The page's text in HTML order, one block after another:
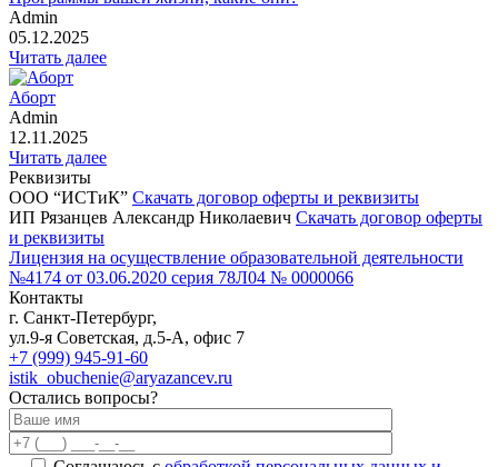
Admin
05.12.2025
Читать далее
Аборт
Admin
12.11.2025
Читать далее
Реквизиты
ООО “ИСТиК” Скачать договор оферты и реквизиты
ИП Рязанцев Александр Николаевич Скачать договор оферты
и реквизиты
Лицензия на осуществление образовательной деятельности
№4174 от 03.06.2020 серия 78Л04 № 0000066
Контакты
г. Санкт-Петербург,
ул.9-я Советская, д.5-А, офис 7
+7 (999) 945-91-60
istik_obuchenie@aryazancev.ru
Остались вопросы?